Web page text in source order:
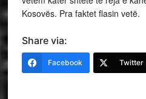
Kosovës. Pra faktet flasin vetë.
Share via:
Facebook Twitter